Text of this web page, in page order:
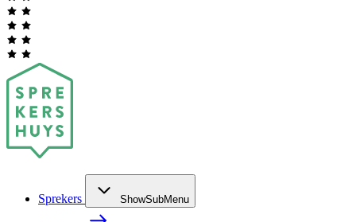
Sprekers ShowSubMenu